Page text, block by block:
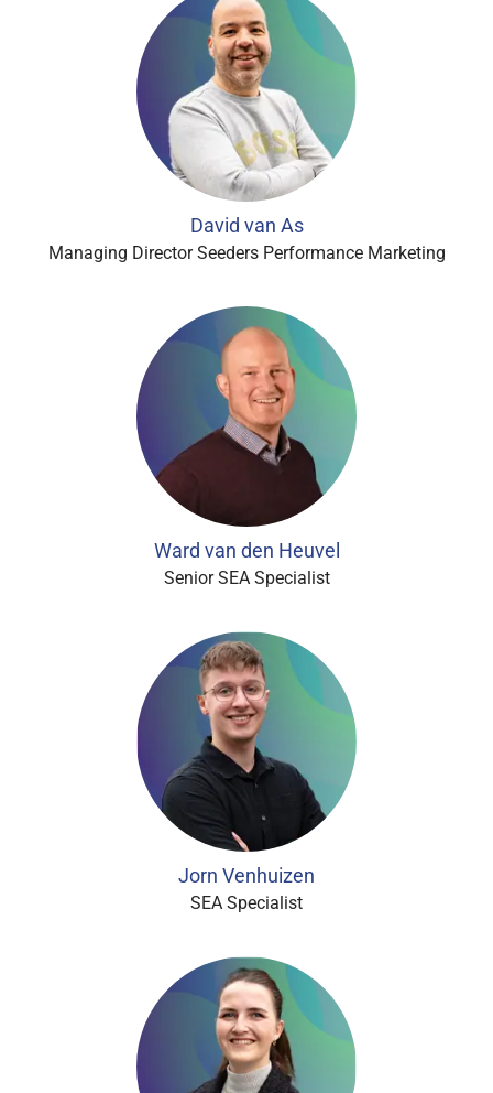
David van As
Managing Director Seeders Performance Marketing
Ward van den Heuvel
Senior SEA Specialist
Jorn Venhuizen
SEA Specialist